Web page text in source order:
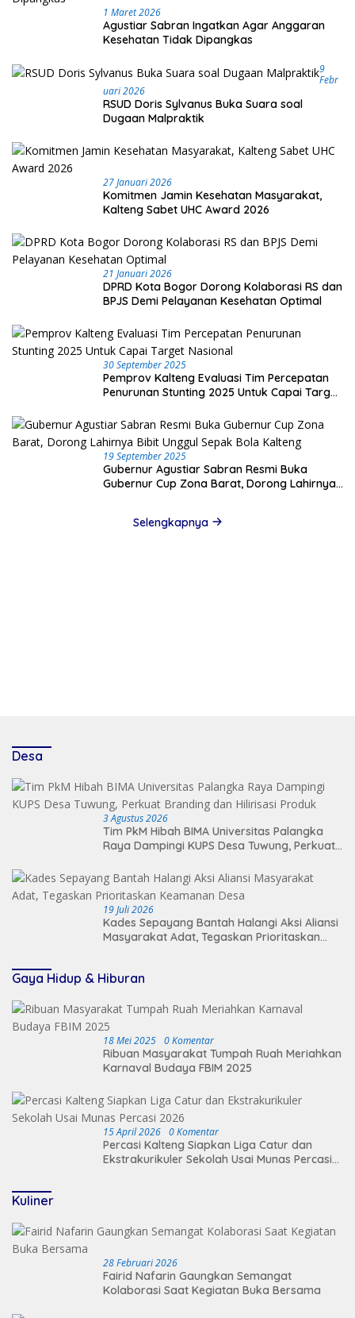
1 Maret 2026
Agustiar Sabran Ingatkan Agar Anggaran
Kesehatan Tidak Dipangkas
9
Febr
Uari 2026
RSUD Doris Sylvanus Buka Suara soal
Dugaan Malpraktik
27 Januari 2026
Komitmen Jamin Kesehatan Masyarakat,
Kalteng Sabet UHC Award 2026
21 Januari 2026
DPRD Kota Bogor Dorong Kolaborasi RS dan
BPJS Demi Pelayanan Kesehatan Optimal
30 September 2025
Pemprov Kalteng Evaluasi Tim Percepatan
Penurunan Stunting 2025 Untuk Capai Target
19 September 2025
Gubernur Agustiar Sabran Resmi Buka
Gubernur Cup Zona Barat, Dorong Lahirnya
Selengkapnya
Desa
3 Agustus 2026
Tim PkM Hibah BIMA Universitas Palangka
Raya Dampingi KUPS Desa Tuwung, Perkuat
19 Juli 2026
Kades Sepayang Bantah Halangi Aksi Aliansi
Masyarakat Adat, Tegaskan Prioritaskan
Gaya Hidup & Hiburan
18 Mei 2025 0 Komentar
Ribuan Masyarakat Tumpah Ruah Meriahkan
Karnaval Budaya FBIM 2025
15 April 2026 0 Komentar
Percasi Kalteng Siapkan Liga Catur dan
Ekstrakurikuler Sekolah Usai Munas Percasi
Kuliner
28 Februari 2026
Fairid Nafarin Gaungkan Semangat
Kolaborasi Saat Kegiatan Buka Bersama